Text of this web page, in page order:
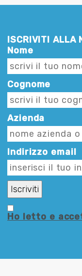
ISCRIVITI ALLA
Nome
Cognome
Azienda
Indirizzo email
Ho letto e